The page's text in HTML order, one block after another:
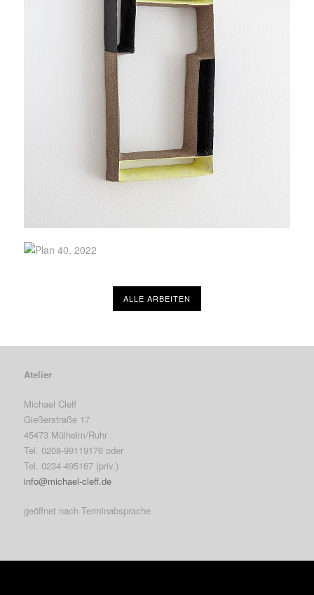
ALLE ARBEITEN
Atelier
Michael Cleff
Gießerstraße 17
45473 Mülheim/Ruhr
Tel. 0208-99119176 oder
Tel. 0234-495167 (priv.)
info@michael-cleff.de
geöffnet nach Terminabsprache